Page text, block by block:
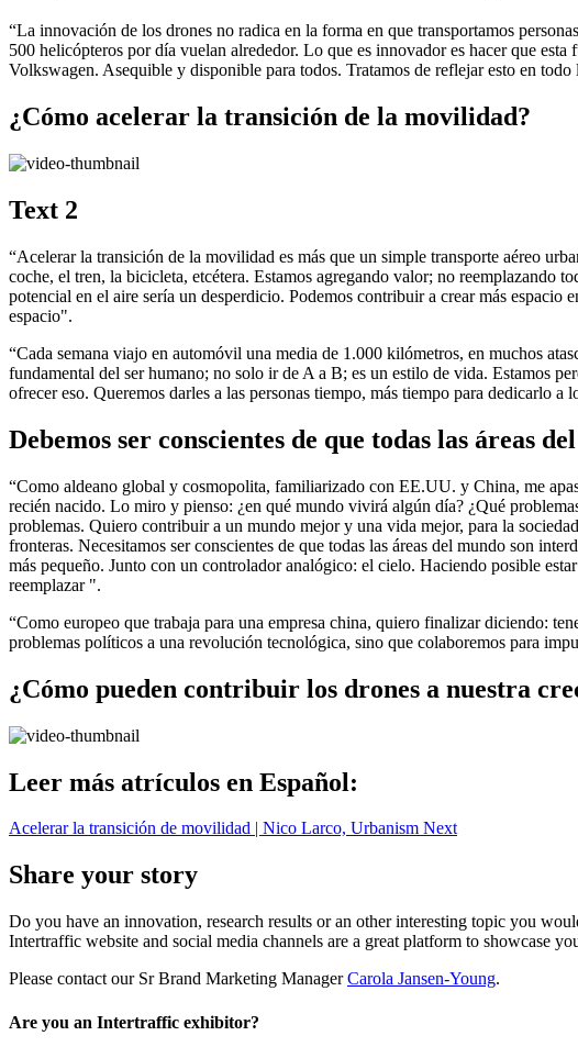
“La innovación de los drones no radica en la forma en que transportamos
500 helicópteros por día vuelan alrededor. Lo que es innovador es hacer que
Volkswagen. Asequible y disponible para todos. Tratamos de reflejar esto en todo
¿Cómo acelerar la transición de la movilidad?
Text 2
“Acelerar la transición de la movilidad es más que un simple transporte aéreo
coche, el tren, la bicicleta, etcétera. Estamos agregando valor; no reemplazando
potencial en el aire sería un desperdicio. Podemos contribuir a crear más espacio
espacio".
“Cada semana viajo en automóvil una media de 1.000 kilómetros, en muchos
fundamental del ser humano; no solo ir de A a B; es un estilo de vida. Estamos
ofrecer eso. Queremos darles a las personas tiempo, más tiempo para dedicarlo a
Debemos ser conscientes de que todas las áreas
“Como aldeano global y cosmopolita, familiarizado con EE.UU. y China, me
recién nacido. Lo miro y pienso: ¿en qué mundo vivirá algún día? ¿Qué
problemas. Quiero contribuir a un mundo mejor y una vida mejor, para la
fronteras. Necesitamos ser conscientes de que todas las áreas del mundo son
más pequeño. Junto con un controlador analógico: el cielo. Haciendo posible
reemplazar ".
“Como europeo que trabaja para una empresa china, quiero finalizar diciendo:
problemas políticos a una revolución tecnológica, sino que colaboremos para
¿Cómo pueden contribuir los drones a nuestra
Leer más atrículos en Español:
Acelerar la transición de movilidad | Nico Larco, Urbanism Next
Share your story
Do you have an innovation, research results or an other interesting topic you
Intertraffic website and social media channels are a great platform to showcase
Please contact our Sr Brand Marketing ManagerCarola Jansen-Young.
Are you an Intertraffic exhibitor?